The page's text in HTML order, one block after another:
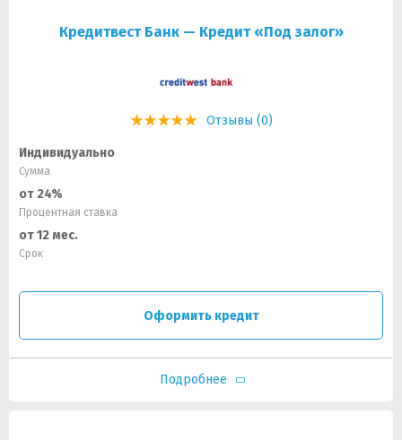
Кредитвест Банк — Кредит «Под залог»
Отзывы (0)
Индивидуально
Сумма
от 24%
Процентная ставка
от 12 мес.
Срок
Оформить кредит
Подробнее